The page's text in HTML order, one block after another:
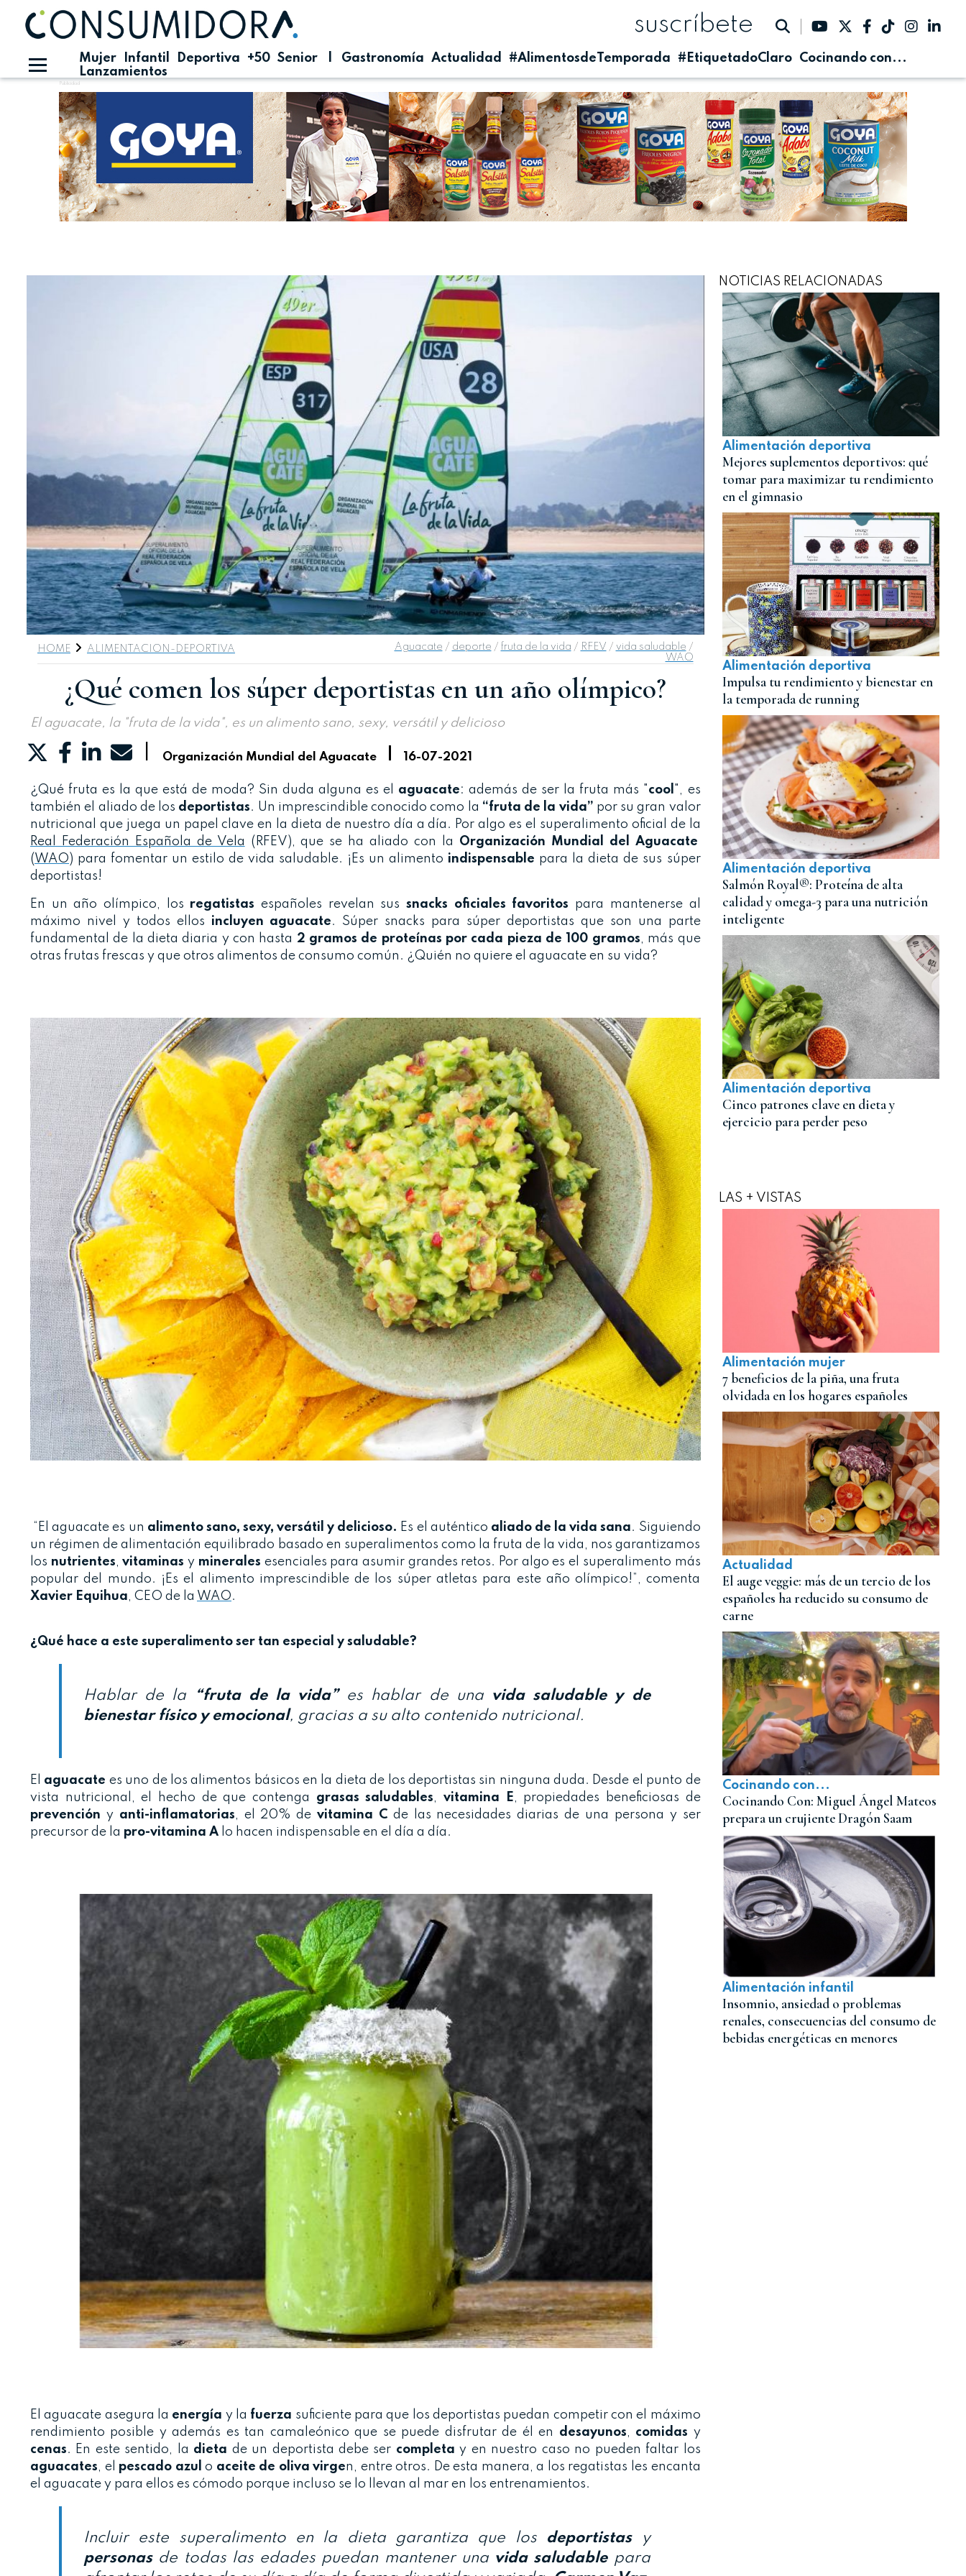
Mujer Infantil Deportiva +50 Senior | Gastronomía Actualidad #AlimentosdeTemporada #EtiquetadoClaro
Cocinando con...
Lanzamientos
suscríbete
Publicidad
HOME ALIMENTACION-DEPORTIVA Aguacate / deporte / fruta de la vida / RFEV / vida saludable /
WAO
¿Qué comen los súper deportistas en un año olímpico?
El aguacate, la "fruta de la vida", es un alimento sano, sexy, versátil y delicioso
| Organización Mundial del Aguacate | 16-07-2021
¿Qué fruta es la que está de moda? Sin duda alguna es el aguacate: además de ser la fruta más " cool
", es
también el aliado de los deportistas. Un imprescindible conocido como la “fruta de la vida” por su gran valor
nutricional que juega un papel clave en la dieta de nuestro día a día. Por algo es el superalimento oficial de la
Real Federación Española de Vela (RFEV), que se ha aliado con la Organización Mundial del Aguacate
( WAO ) para fomentar un estilo de vida saludable. ¡Es un alimento indispensable para la dieta de sus súper
deportistas!
En un año olímpico, los regatistas españoles revelan sussnacks oficiales favoritos para mantenerse al
máximo nivel y todos ellos incluyen aguacate. Súper snacks para súper deportistas que son una parte
fundamental de la dieta diaria y con hasta 2 gramos de proteínas por cada pieza de 100 gramos, más que
otras frutas frescas y que otros alimentos de consumo común. ¿Quién no quiere el aguacate en su vida?
“El aguacate es un alimento sano, sexy, versátil y delicioso. Es el auténtico aliado de la vida sana. Siguiendo
un régimen de alimentación equilibrado basado en superalimentos como la fruta de la vida, nos garantizamos
los nutrientes,vitaminas y minerales esenciales para asumir grandes retos. Por algo es el superalimento más
popular del mundo. ¡Es el alimento imprescindible de los súper atletas para este año olímpico!”, comenta
Xavier Equihua, CEO de la WAO.
¿Qué hace a este superalimento ser tan especial y saludable?
Hablar de la “fruta de la vida”es hablar de unavida saludable y de
bienestar físico y emocional, gracias a su alto contenido nutricional.
El aguacate es uno de los alimentos básicos en la dieta de los deportistas sin ninguna duda. Desde el punto de
vista nutricional, el hecho de que contenga grasas saludables, vitamina E, propiedades beneficiosas de
prevención y anti-inflamatorias, el 20% devitamina Cde las necesidades diarias de una persona y ser
precursor de la pro-vitamina A lo hacen indispensable en el día a día.
El aguacate asegura la energía y la fuerza suficiente para que los deportistas puedan competir con el máximo
rendimiento posible y además es tan camaleónico que se puede disfrutar de él en desayunos comidas y
cenas. En este sentido, la dieta de un deportista debe ser completa y en nuestro caso no pueden faltar los
aguacates , el pescado azul o aceite de oliva virgen, entre otros. De esta manera, a los regatistas les encanta
el aguacate y para ellos es cómodo porque incluso se lo llevan al mar en los entrenamientos.
Incluir este superalimento en la dieta garantiza que los deportistasy
personasde todas las edades puedan mantener unavida saludablepara
NOTICIAS RELACIONADAS
Alimentación deportiva
Mejores suplementos deportivos: qué
tomar para maximizar tu rendimiento
en el gimnasio
Alimentación deportiva
Impulsa tu rendimiento y bienestar en
la temporada de running
Alimentación deportiva
Salmón Royal®: Proteína de alta
calidad y omega-3 para una nutrición
inteligente
Alimentación deportiva
Cinco patrones clave en dieta y
ejercicio para perder peso
LAS + VISTAS
Alimentación mujer
7 beneficios de la piña, una fruta
olvidada en los hogares españoles
Actualidad
El auge veggie: más de un tercio de los
españoles ha reducido su consumo de
carne
Cocinando con...
Cocinando Con: Miguel Ángel Mateos
prepara un crujiente Dragón Saam
Alimentación infantil
Insomnio, ansiedad o problemas
renales, consecuencias del consumo de
bebidas energéticas en menores